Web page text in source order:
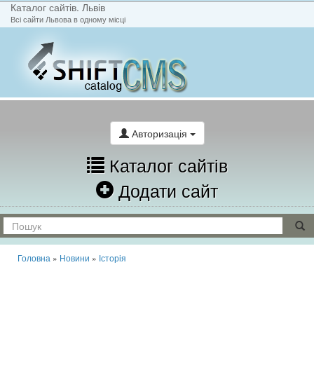
Каталог сайтів. Львів
Всі сайти Львова в одному місці
Авторизація
Каталог сайтів
Додати сайт
Головна » Новини » Історія